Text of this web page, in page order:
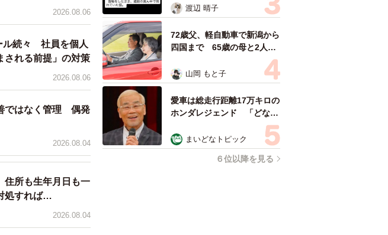
2026.08.06
ル続々 社員を個人
れる前提」の対策
2026.08.06
ではなく管理 偶発
2026.08.04
住所も生年月日も一
処すれば…
2026.08.04
ようとした4日間 「命の重
さはみんな同じ」保護団体代
表の訴え
渡辺 晴子
72歳父、軽自動車で新潟から
四国まで 65歳の母と2人で
3泊4日の旅 パーキングの休
憩まで分刻み… 「大学生で
も組まねえよ！」
山岡 もと子
愛車は総走行距離17万キロの
ホンダレジェンド 「どなた
か欲しい方が居たら」 大御
所漫才師が譲渡の意向
まいどなトピック
６位以降を見る